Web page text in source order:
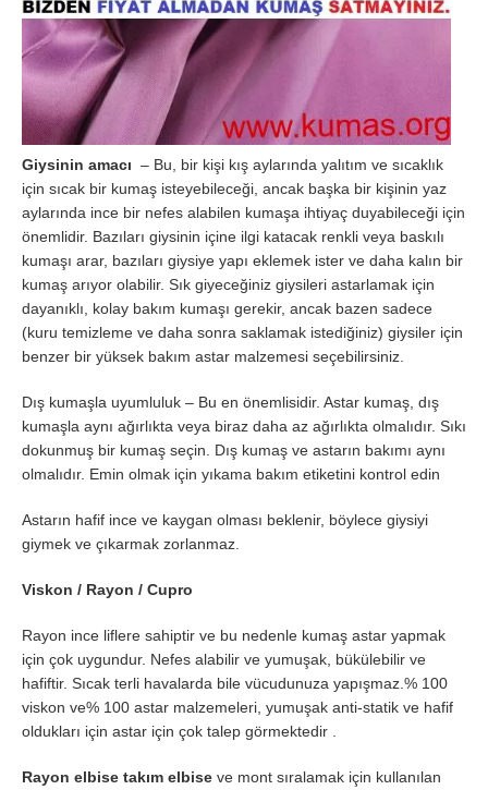
Giysinin amacı – Bu, bir kişi kış aylarında yalıtım ve sıcaklık
için sıcak bir kumaş isteyebileceği, ancak başka bir kişinin yaz
aylarında ince bir nefes alabilen kumaşa ihtiyaç duyabileceği için
önemlidir. Bazıları giysinin içine ilgi katacak renkli veya baskılı
kumaşı arar, bazıları giysiye yapı eklemek ister ve daha kalın bir
kumaş arıyor olabilir. Sık giyeceğiniz giysileri astarlamak için
dayanıklı, kolay bakım kumaşı gerekir, ancak bazen sadece
(kuru temizleme ve daha sonra saklamak istediğiniz) giysiler için
benzer bir yüksek bakım astar malzemesi seçebilirsiniz.
Dış kumaşla uyumluluk – Bu en önemlisidir. Astar kumaş, dış
kumaşla aynı ağırlıkta veya biraz daha az ağırlıkta olmalıdır. Sıkı
dokunmuş bir kumaş seçin. Dış kumaş ve astarın bakımı aynı
olmalıdır. Emin olmak için yıkama bakım etiketini kontrol edin
Astarın hafif ince ve kaygan olması beklenir, böylece giysiyi
giymek ve çıkarmak zorlanmaz.
Viskon / Rayon / Cupro
Rayon ince liflere sahiptir ve bu nedenle kumaş astar yapmak
için çok uygundur. Nefes alabilir ve yumuşak, bükülebilir ve
hafiftir. Sıcak terli havalarda bile vücudunuza yapışmaz.% 100
viskon ve% 100 astar malzemeleri, yumuşak anti-statik ve hafif
oldukları için astar için çok talep görmektedir .
Rayon elbise takım elbise ve mont sıralamak için kullanılan